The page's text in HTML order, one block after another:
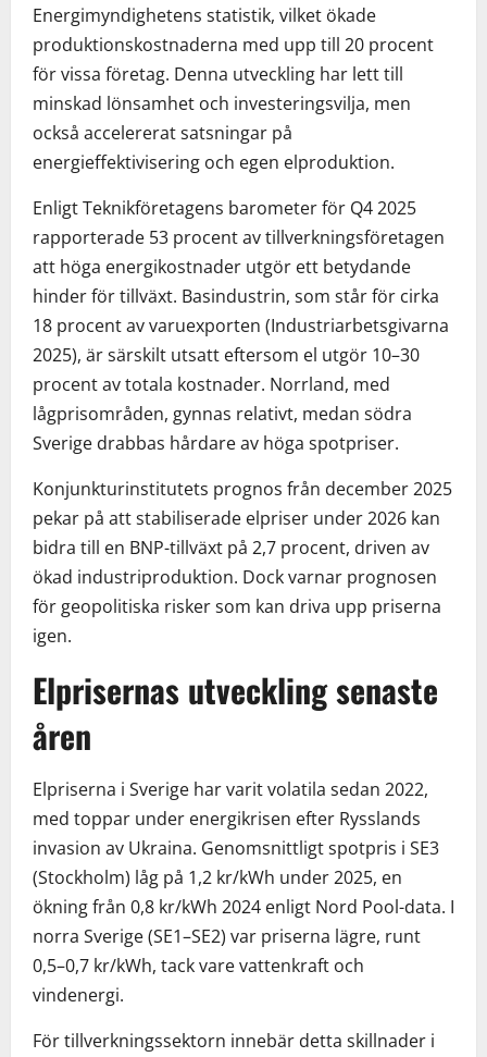
Energimyndighetens statistik, vilket ökade
produktionskostnaderna med upp till 20 procent
för vissa företag. Denna utveckling har lett till
minskad lönsamhet och investeringsvilja, men
också accelererat satsningar på
energieffektivisering och egen elproduktion.
Enligt Teknikföretagens barometer för Q4 2025
rapporterade 53 procent av tillverkningsföretagen
att höga energikostnader utgör ett betydande
hinder för tillväxt. Basindustrin, som står för cirka
18 procent av varuexporten (Industriarbetsgivarna
2025), är särskilt utsatt eftersom el utgör 10–30
procent av totala kostnader. Norrland, med
lågprisområden, gynnas relativt, medan södra
Sverige drabbas hårdare av höga spotpriser.
Konjunkturinstitutets prognos från december 2025
pekar på att stabiliserade elpriser under 2026 kan
bidra till en BNP-tillväxt på 2,7 procent, driven av
ökad industriproduktion. Dock varnar prognosen
för geopolitiska risker som kan driva upp priserna
igen.
Elprisernas utveckling senaste
åren
Elpriserna i Sverige har varit volatila sedan 2022,
med toppar under energikrisen efter Rysslands
invasion av Ukraina. Genomsnittligt spotpris i SE3
(Stockholm) låg på 1,2 kr/kWh under 2025, en
ökning från 0,8 kr/kWh 2024 enligt Nord Pool-data. I
norra Sverige (SE1–SE2) var priserna lägre, runt
0,5–0,7 kr/kWh, tack vare vattenkraft och
vindenergi.
För tillverkningssektorn innebär detta skillnader i